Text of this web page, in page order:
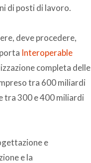
di posti di lavoro.
deve procedere,
Interoperable
completa delle
tra 600 miliardi
tra 300 e 400 miliardi
e
e la